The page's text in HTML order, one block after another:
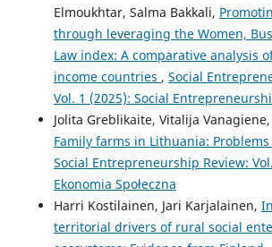
Elmoukhtar, Salma Bakkali,
through leveraging the Women,
Law index: A comparative analysis
income countries , Social
Vol. 1 (2025): Social
Jolita Greblikaite, Vitalija
Family farms in Lithuania:
Social Entrepreneurship Review:
Ekonomia Społeczna
Harri Kostilainen, Jari Karjalainen,
territorial drivers of rural social